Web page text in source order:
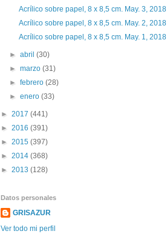
Acrílico sobre papel, 8 x 8,5 cm. May. 3, 2018
Acrílico sobre papel, 8 x 8,5 cm. May. 2, 2018
Acrílico sobre papel, 8 x 8,5 cm. May. 1, 2018
►abril(30)
►marzo(31)
►febrero(28)
►enero(33)
► 2017 (441)
► 2016 (391)
► 2015 (397)
► 2014 (368)
► 2013 (128)
Datos personales
GRISAZUR
Ver todo mi perfil